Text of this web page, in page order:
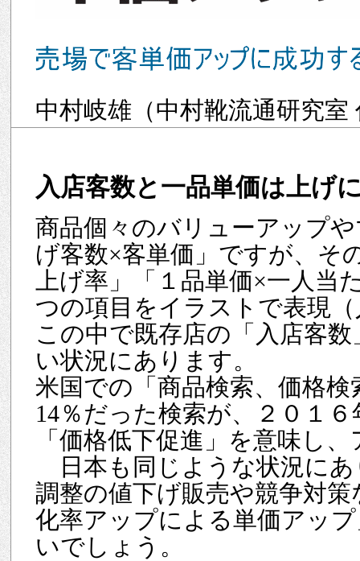
中村岐雄（中村靴流通研究室
入店客数と一品単価は上げ
商品個々のバリューアップ
げ客数×客単価」ですが、そ
上げ率」「１品単価×一人当
つの項目をイラストで表現
この中で既存店の「入店客
い状況にあります。
米国での「商品検索、価格
14％だった検索が、２０１
「価格低下促進」を意味し
日本も同じような状況にあ
調整の値下げ販売や競争対
化率アップによる単価アッ
いでしょう。